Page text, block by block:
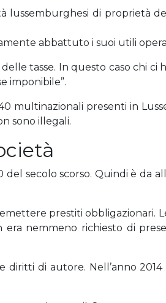
lussemburghesi di proprietà
abbattuto i suoi utili
tasse. In questo caso chi ci
imponibile”.
multinazionali presenti in
sono illegali.
secolo scorso. Quindi è da
prestiti obbligazionari.
nemmeno richiesto di
di autore. Nell’anno 2014